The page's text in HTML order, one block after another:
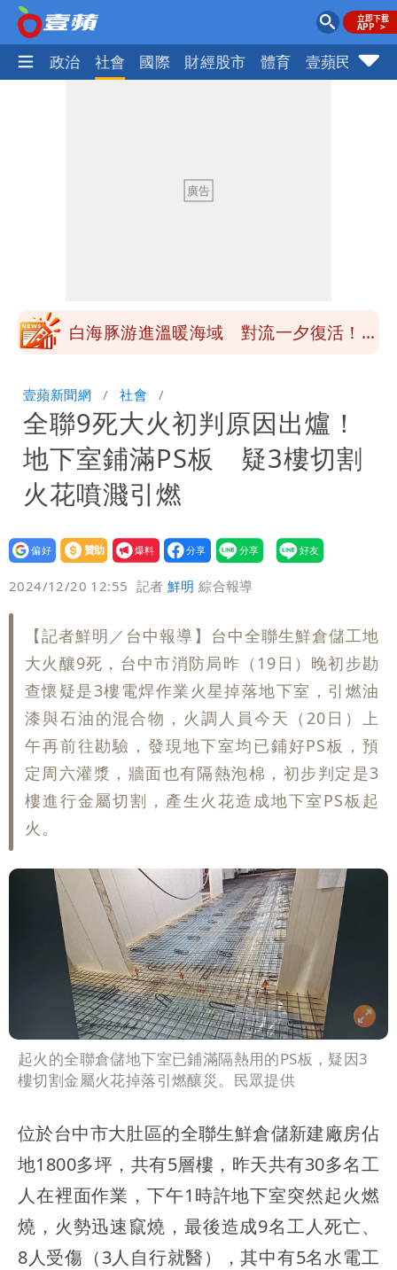
生活 政治 社會 國際 財經股市 體育 壹蘋民調
慈濟BNT採購遭詐10.6億！網紅追問資金
萬安、柯文哲都該道歉
白海豚游進溫暖海域 對流一夕復活！鄭
影曝 網驚覺不對
慈濟遭詐10億！律師看聲明揪「3點
怪」：不像被害人
藍昔狂譙擋疫苗 慈濟真變「世紀大騙
局」！網朝聖翻車文笑了
慈濟被騙10億！陳時中一語成讖 王必
勝：時間久看出睿智
老公外遇修復內幕！欣西亞曬牽手照「2
人身體卻僵硬」
白海豚最快下午海警！大雨襲7縣市 明
恐發陸警
慈濟BNT採購遭詐10.6億！網紅追問資金
流向 質疑內控失守
壹蘋新聞網 社會
全聯9死大火初判原因出爐！
地下室鋪滿PS板 疑3樓切割
火花噴濺引燃
設為
贊助
我要
爆料
2024/12/20 12:55 記者鮮明 綜合報導
【記者鮮明／台中報導】台中全聯生鮮倉儲工地
大火釀9死，台中市消防局昨（19日）晚初步勘
查懷疑是3樓電焊作業火星掉落地下室，引燃油
漆與石油的混合物，火調人員今天（20日）上
午再前往勘驗，發現地下室均已鋪好PS板，預
定周六灌漿，牆面也有隔熱泡棉，初步判定是3
樓進行金屬切割，產生火花造成地下室PS板起
火。
起火的全聯倉儲地下室已鋪滿隔熱用的PS板，疑因3
樓切割金屬火花掉落引燃釀災。民眾提供
位於台中市大肚區的全聯生鮮倉儲新建廠房佔
地1800多坪，共有5層樓，昨天共有30多名工
人在裡面作業，下午1時許地下室突然起火燃
燒，火勢迅速竄燒，最後造成9名工人死亡、
8人受傷（3人自行就醫），其中有5名水電工